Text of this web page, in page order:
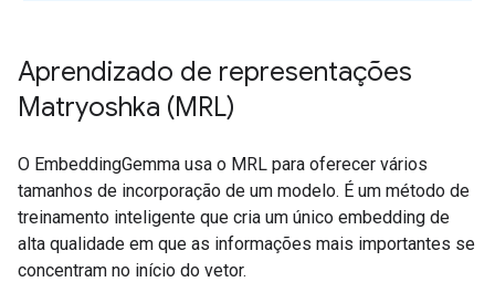
Aprendizado de representações
Matryoshka (MRL)
O EmbeddingGemma usa o MRL para oferecer vários
tamanhos de incorporação de um modelo. É um método de
treinamento inteligente que cria um único embedding de
alta qualidade em que as informações mais importantes se
concentram no início do vetor.